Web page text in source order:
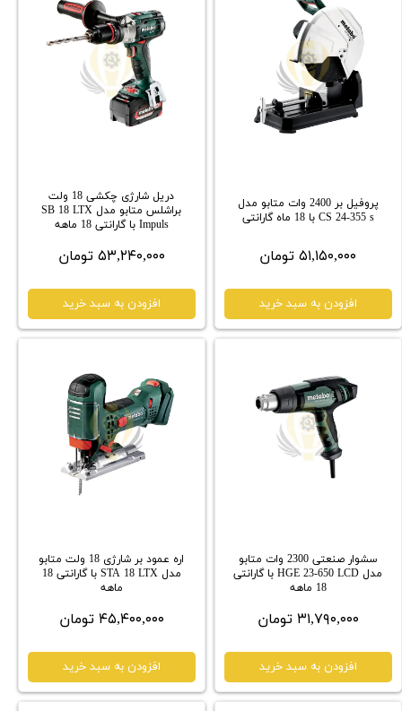
پروفیل بر 2400 وات متابو مدل
CS 24-355 s با 18 ماه گارانتی
۵۱,۱۵۰,۰۰۰ تومان
افزودن به سبد خرید
دریل شارژی چکشی 18 ولت
براشلس متابو مدل SB 18 LTX
Impuls با گارانتی 18 ماهه
۵۳,۲۴۰,۰۰۰ تومان
افزودن به سبد خرید
سشوار صنعتی 2300 وات متابو
مدل HGE 23-650 LCD با گارانتی
18 ماهه
۳۱,۷۹۰,۰۰۰ تومان
افزودن به سبد خرید
اره عمود بر شارژی 18 ولت متابو
مدل STA 18 LTX با گارانتی 18
ماهه
۴۵,۴۰۰,۰۰۰ تومان
افزودن به سبد خرید